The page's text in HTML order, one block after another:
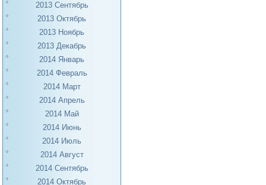
2013 Сентябрь
2013 Октябрь
2013 Ноябрь
2013 Декабрь
2014 Январь
2014 Февраль
2014 Март
2014 Апрель
2014 Май
2014 Июнь
2014 Июль
2014 Август
2014 Сентябрь
2014 Октябрь